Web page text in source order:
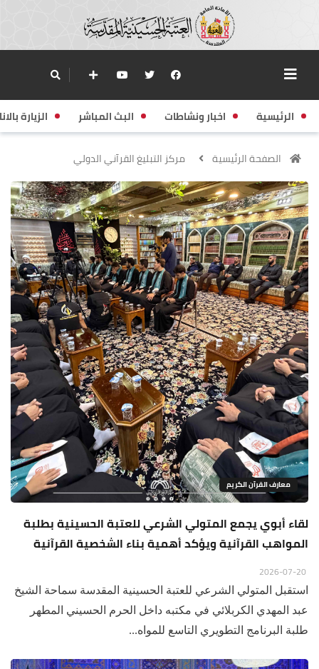
الرئيسية اخبار ونشاطات البث المباشر الزيارة
الصفحة الرئيسية مركز التبليغ القرآني الدولي
معارف القرآن الكريم
لقاء أبوي يجمع المتولي الشرعي للعتبة الحسينية بطلبة
المواهب القرآنية ويؤكد أهمية بناء الشخصية القرآنية
استقبل المتولي الشرعي للعتبة الحسينية المقدسة سماحة الشيخ
عبد المهدي الكربلائي في مكتبه داخل الحرم الحسيني المطهر
طلبة البرنامج التطويري التاسع للمواه...